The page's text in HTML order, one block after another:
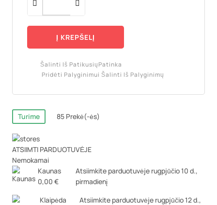
Į KREPŠELĮ
Šalinti Iš PatikusiųPatinka
Pridėti Palyginimui Šalinti Iš Palyginimų
Turime 85 Prekė(-ės)
ATSIIMTI PARDUOTUVĖJE
Nemokamai
Kaunas
0,00 €
Atsiimkite parduotuvėje rugpjūčio 10 d.,
pirmadienį
Klaipėda
Atsiimkite parduotuvėje rugpjūčio 12 d.,